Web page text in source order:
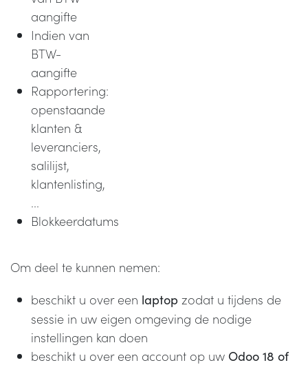
aangifte
Indien van
BTW-
aangifte
Rapportering:
openstaande
klanten &
leveranciers,
salilijst,
klantenlisting,
...
Blokkeerdatums
Om deel te kunnen nemen:
beschikt u over een laptop zodat u tijdens de
sessie in uw eigen omgeving de nodige
instellingen kan doen
beschikt u over een account op uw Odoo 18 of